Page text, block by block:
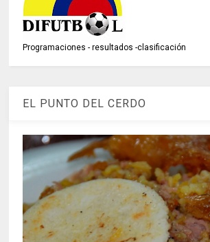
Programaciones - resultados -clasificación
EL PUNTO DEL CERDO